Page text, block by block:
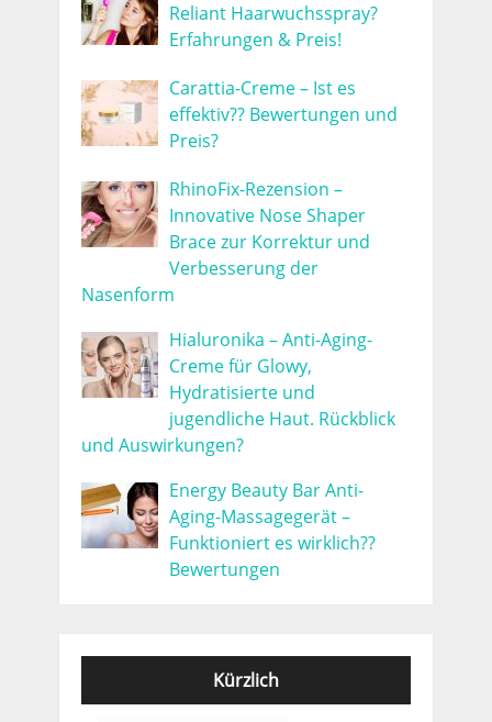
Reliant Haarwuchsspray?
Erfahrungen & Preis!
Carattia-Creme – Ist es
effektiv?? Bewertungen und
Preis?
RhinoFix-Rezension –
Innovative Nose Shaper
Brace zur Korrektur und
Verbesserung der
Nasenform
Hialuronika – Anti-Aging-
Creme für Glowy,
Hydratisierte und
jugendliche Haut. Rückblick
und Auswirkungen?
Energy Beauty Bar Anti-
Aging-Massagegerät –
Funktioniert es wirklich??
Bewertungen
Kürzlich